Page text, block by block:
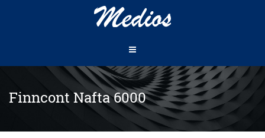
Finncont Nafta 6000